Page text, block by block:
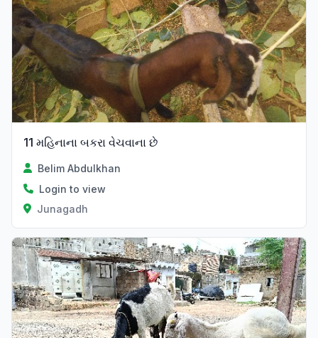
11 મહિનાના બકરા વેચવાના છે
Belim Abdulkhan
Login to view
Junagadh